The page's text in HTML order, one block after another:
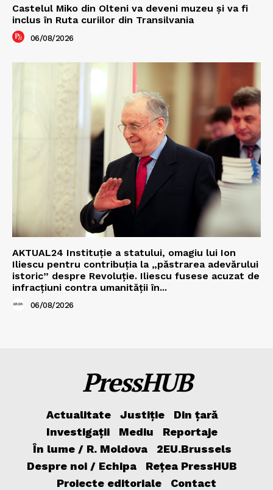
Castelul Miko din Olteni va deveni muzeu şi va fi
inclus în Ruta curiilor din Transilvania
06/08/2026
AKTUAL24 Instituție a statului, omagiu lui Ion
Iliescu pentru contribuția la „păstrarea adevărului
istoric” despre Revoluție. Iliescu fusese acuzat de
infracțiuni contra umanității în...
06/08/2026
PressHUB
Actualitate Justiție
Din țară
Investigații
Mediu
Reportaje
În lume / R. Moldova
2EU.Brussels
Despre noi / Echipa
Rețea PressHUB
Proiecte editoriale
Contact